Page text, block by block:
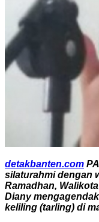
detakbanten.com
silaturahmi dengan
Ramadhan,
Diany
keliling (tarling) di